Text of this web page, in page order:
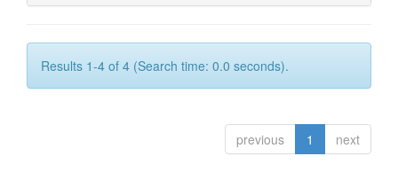
Results 1-4 of 4 (Search time: 0.0 seconds).
previous 1 next